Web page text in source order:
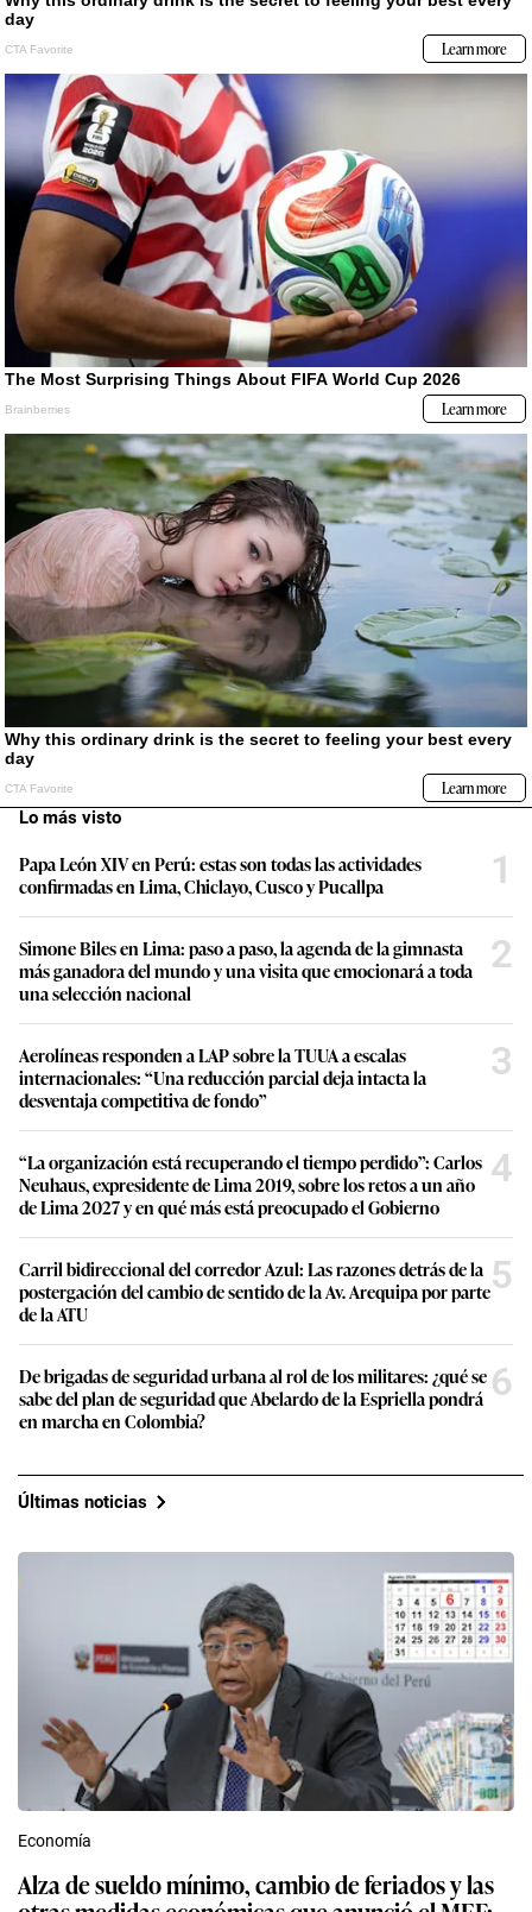
Lo más visto
Papa León XIV en Perú: estas son todas las actividades
confirmadas en Lima, Chiclayo, Cusco y Pucallpa
1
Simone Biles en Lima: paso a paso, la agenda de la gimnasta
más ganadora del mundo y una visita que emocionará a toda
una selección nacional
2
Aerolíneas responden a LAP sobre la TUUA a escalas
internacionales: “Una reducción parcial deja intacta la
desventaja competitiva de fondo”
3
“La organización está recuperando el tiempo perdido”: Carlos
Neuhaus, expresidente de Lima 2019, sobre los retos a un año
de Lima 2027 y en qué más está preocupado el Gobierno
4
Carril bidireccional del corredor Azul: Las razones detrás de la
postergación del cambio de sentido de la Av. Arequipa por parte
de la ATU
5
De brigadas de seguridad urbana al rol de los militares: ¿qué se
sabe del plan de seguridad que Abelardo de la Espriella pondrá
en marcha en Colombia?
6
Últimas noticias
Economía
Alza de sueldo mínimo, cambio de feriados y las